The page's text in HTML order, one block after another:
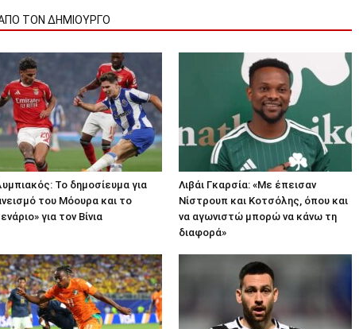
ΤΟΝ ΔΗΜΙΟΥΡΓΟ
Το δημοσίευμα για
του Μόουρα και το
για τον Βίνια
Λιβάι Γκαρσία: «Με έπεισαν
Νίστρουπ και Κοτσόλης, όπου και
να αγωνιστώ μπορώ να κάνω τη
διαφορά»